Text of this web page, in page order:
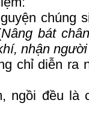
chúng
Nâng bát
nhận
chỉ diễn ra
ngồi đều là